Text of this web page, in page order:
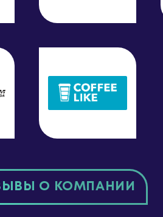
О КОМПАНИИ